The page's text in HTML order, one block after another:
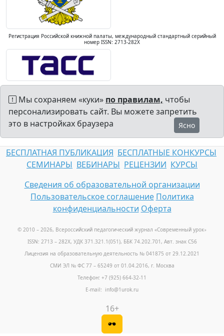
Регистрация Российской книжной палаты, международный стандартный серийный
номер ISSN: 2713-282X
Мы сохраняем «куки» по правилам, чтобы
персонализировать сайт. Вы можете запретить
это в настройках браузера
Ясно
БЕСПЛАТНАЯ ПУБЛИКАЦИЯ БЕСПЛАТНЫЕ КОНКУРСЫ
СЕМИНАРЫ ВЕБИНАРЫ РЕЦЕНЗИИ КУРСЫ
Сведения об образовательной организации
Пользовательское соглашение Политика
конфиденциальности Оферта
© 2010 – 2026, Всероссийский педагогический журнал «Современный урок»
ISSN: 2713 – 282X, УДК 371.321.1(051), ББК 74.202.701, Авт. знак С56
Лицензия на образовательную деятельность № 041875 от 29.12.2021
СМИ ЭЛ № ФС 77 – 65249 от 01.04.2016, г. Москва
Телефон: +7 (925) 664-32-11
E-mail: info@1urok.ru
16+